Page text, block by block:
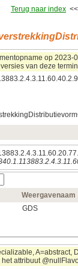
Terug naar index <<
op
van deze
Weergavenaam
GDS
attribuut